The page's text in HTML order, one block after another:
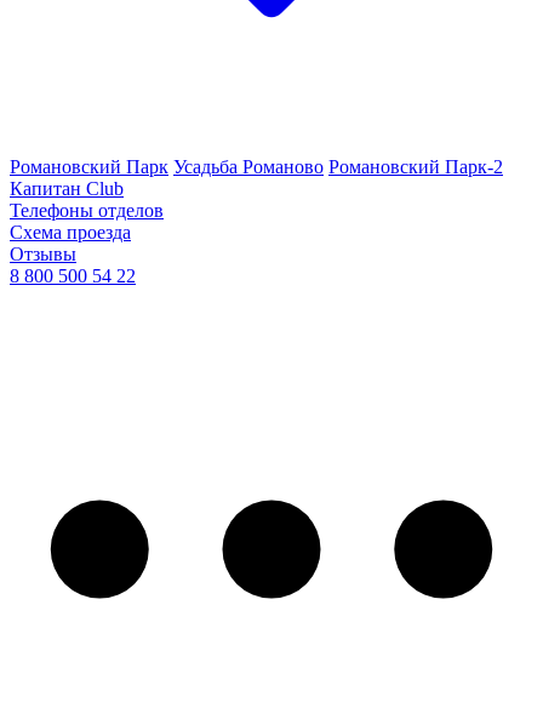
Романовский Парк Усадьба Романово Романовский Парк-2
Капитан Club
Телефоны отделов
Схема проезда
Отзывы
8 800 500 54 22